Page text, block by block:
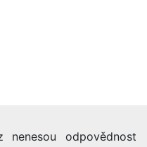
nenesou odpovědnost